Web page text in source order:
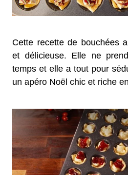
Cette recette de bouchées
et délicieuse. Elle ne
temps et elle a tout pour
un apéro Noël chic et riche